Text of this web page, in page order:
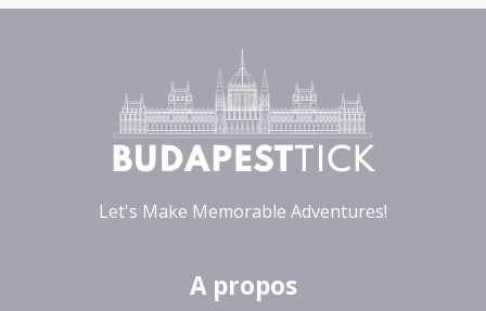
Let's Make Memorable Adventures!
A propos